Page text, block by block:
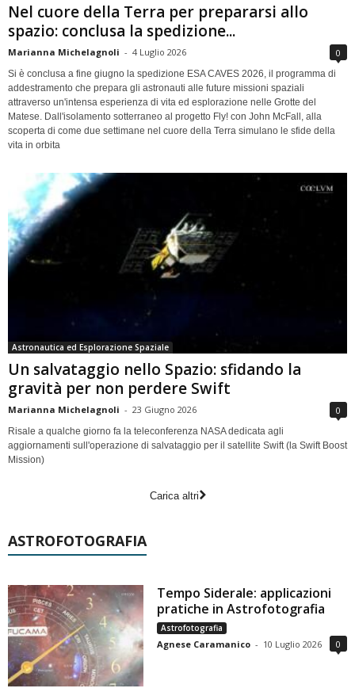
Nel cuore della Terra per prepararsi allo
spazio: conclusa la spedizione...
Marianna Michelagnoli - 4 Luglio 2026 0
Si è conclusa a fine giugno la spedizione ESA CAVES 2026, il programma di
addestramento che prepara gli astronauti alle future missioni spaziali
attraverso un'intensa esperienza di vita ed esplorazione nelle Grotte del
Matese. Dall'isolamento sotterraneo al progetto Fly! con John McFall, alla
scoperta di come due settimane nel cuore della Terra simulano le sfide della
vita in orbita
Astronautica ed Esplorazione Spaziale
Un salvataggio nello Spazio: sfidando la
gravità per non perdere Swift
Marianna Michelagnoli - 23 Giugno 2026 0
Risale a qualche giorno fa la teleconferenza NASA dedicata agli
aggiornamenti sull'operazione di salvataggio per il satellite Swift (la Swift Boost
Mission)
Carica altri
ASTROFOTOGRAFIA
Tempo Siderale: applicazioni
pratiche in Astrofotografia
Astrofotografia
Agnese Caramanico - 10 Luglio 2026 0